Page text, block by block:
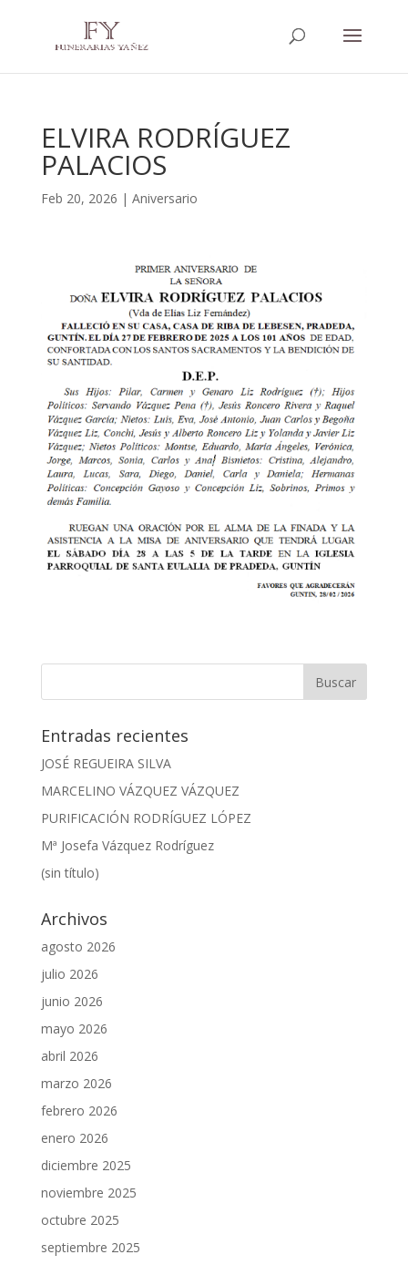
ELVIRA RODRÍGUEZ
PALACIOS
Feb 20, 2026 | Aniversario
Entradas recientes
JOSÉ REGUEIRA SILVA
MARCELINO VÁZQUEZ VÁZQUEZ
PURIFICACIÓN RODRÍGUEZ LÓPEZ
Mª Josefa Vázquez Rodríguez
(sin título)
Archivos
agosto 2026
julio 2026
junio 2026
mayo 2026
abril 2026
marzo 2026
febrero 2026
enero 2026
diciembre 2025
noviembre 2025
octubre 2025
septiembre 2025